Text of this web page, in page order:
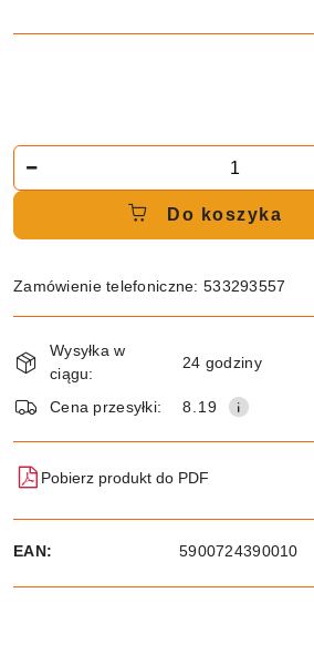
Do koszyka
Zamówienie telefoniczne: 533293557
i
dostawa
Wysyłka w
ciągu:
24 godziny
Cena przesyłki: 8.19
Pobierz produkt do PDF
EAN: 5900724390010